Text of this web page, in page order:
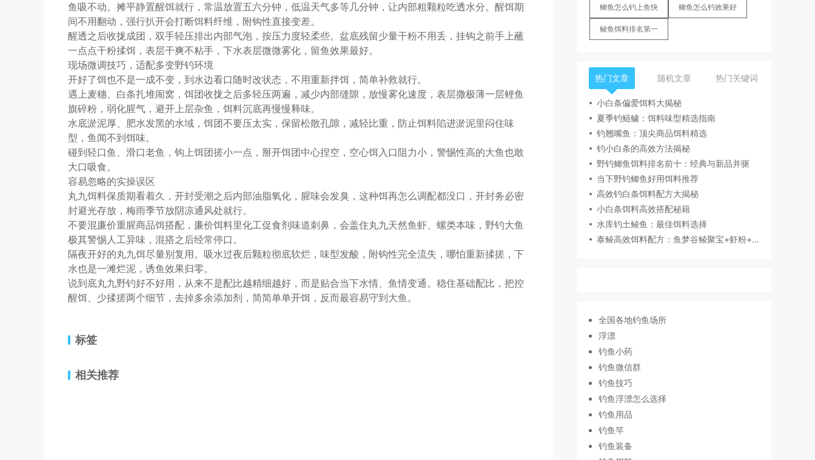
鱼吸不动。摊平静置醒饵就行，常温放置五六分钟，低温天气多等几分钟，让内部粗颗粒吃透水分。醒饵期
间不用翻动，强行扒开会打断饵料纤维，附钩性直接变差。
醒透之后收拢成团，双手轻压排出内部气泡，按压力度轻柔些。盆底残留少量干粉不用丢，挂钩之前手上蘸
一点点干粉揉饵，表层干爽不粘手，下水表层微微雾化，留鱼效果最好。
现场微调技巧，适配多变野钓环境
开好了饵也不是一成不变，到水边看口随时改状态，不用重新拌饵，简单补救就行。
遇上麦穗、白条扎堆闹窝，饵团收拢之后多轻压两遍，减少内部缝隙，放慢雾化速度，表层撒极薄一层鲤鱼
旗碎粉，弱化腥气，避开上层杂鱼，饵料沉底再慢慢释味。
水底淤泥厚、肥水发黑的水域，饵团不要压太实，保留松散孔隙，减轻比重，防止饵料陷进淤泥里闷住味
型，鱼闻不到饵味。
碰到轻口鱼、滑口老鱼，钩上饵团搓小一点，掰开饵团中心捏空，空心饵入口阻力小，警惕性高的大鱼也敢
大口吸食。
容易忽略的实操误区
丸九饵料保质期看着久，开封受潮之后内部油脂氧化，腥味会发臭，这种饵再怎么调配都没口，开封务必密
封避光存放，梅雨季节放阴凉通风处就行。
不要混廉价重腥商品饵搭配，廉价饵料里化工促食剂味道刺鼻，会盖住丸九天然鱼虾、螺类本味，野钓大鱼
极其警惕人工异味，混搭之后经常停口。
隔夜开好的丸九饵尽量别复用。吸水过夜后颗粒彻底软烂，味型发酸，附钩性完全流失，哪怕重新揉搓，下
水也是一滩烂泥，诱鱼效果归零。
说到底丸九野钓好不好用，从来不是配比越精细越好，而是贴合当下水情、鱼情变通。稳住基础配比，把控
醒饵、少揉搓两个细节，去掉多余添加剂，简简单单开饵，反而最容易守到大鱼。
标签
相关推荐
鲫鱼怎么钓上鱼快 鲫鱼怎么钓效果好
鲮鱼饵料排名第一
热门文章 随机文章 热门关键词
小白条偏爱饵料大揭秘
夏季钓鲢鳙：饵料味型精选指南
钓翘嘴鱼：顶尖商品饵料精选
钓小白条的高效方法揭秘
野钓鲫鱼饵料排名前十：经典与新品并驱
当下野钓鲫鱼好用饵料推荐
高效钓白条饵料配方大揭秘
小白条饵料高效搭配秘籍
水库钓土鲮鱼：最佳饵料选择
泰鲮高效饵料配方：鱼梦谷鲮聚宝+虾粉+蚕蛹精组合
全国各地钓鱼场所
浮漂
钓鱼小药
钓鱼微信群
钓鱼技巧
钓鱼浮漂怎么选择
钓鱼用品
钓鱼竿
钓鱼装备